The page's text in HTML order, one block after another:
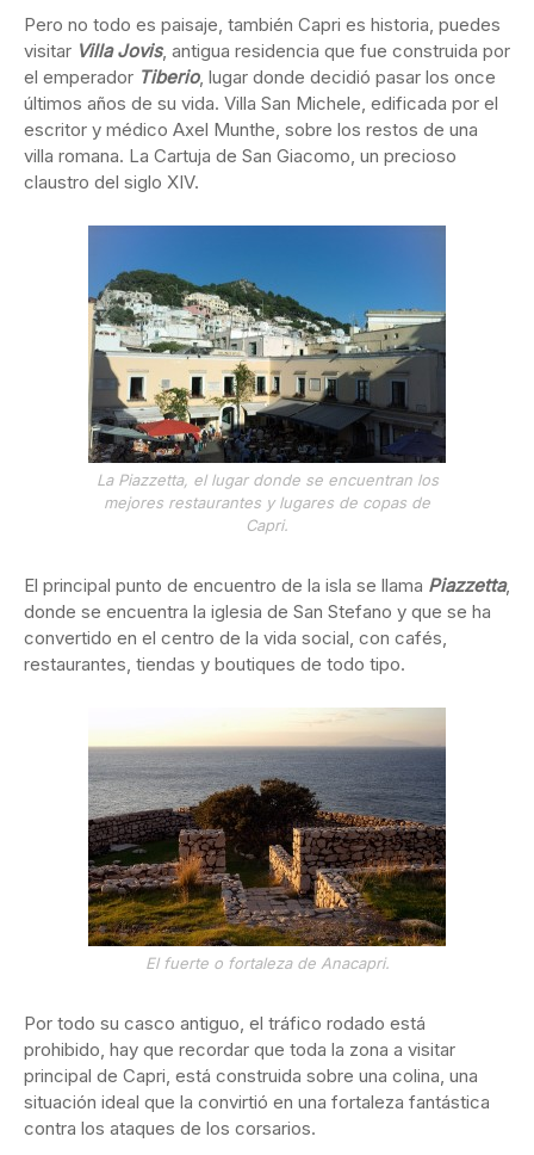
Pero no todo es paisaje, también Capri es historia, puedes
visitar Villa Jovis, antigua residencia que fue construida por
el emperador Tiberio, lugar donde decidió pasar los once
últimos años de su vida. Villa San Michele, edificada por el
escritor y médico Axel Munthe, sobre los restos de una
villa romana. La Cartuja de San Giacomo, un precioso
claustro del siglo XIV.
La Piazzetta, el lugar donde se encuentran los
mejores restaurantes y lugares de copas de
Capri.
El principal punto de encuentro de la isla se llama Piazzetta,
donde se encuentra la iglesia de San Stefano y que se ha
convertido en el centro de la vida social, con cafés,
restaurantes, tiendas y boutiques de todo tipo.
El fuerte o fortaleza de Anacapri.
Por todo su casco antiguo, el tráfico rodado está
prohibido, hay que recordar que toda la zona a visitar
principal de Capri, está construida sobre una colina, una
situación ideal que la convirtió en una fortaleza fantástica
contra los ataques de los corsarios.